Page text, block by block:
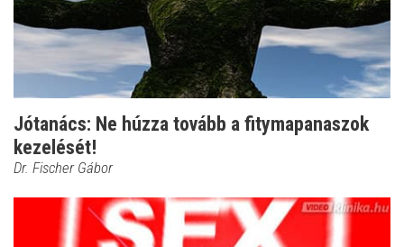
Jótanács: Ne húzza tovább a fitymapanaszok
kezelését!
Dr. Fischer Gábor